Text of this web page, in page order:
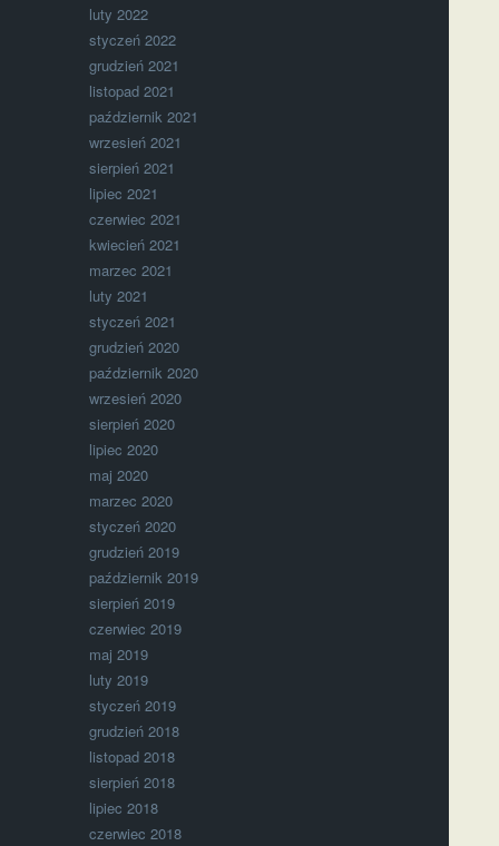
luty 2022
styczeń 2022
grudzień 2021
listopad 2021
październik 2021
wrzesień 2021
sierpień 2021
lipiec 2021
czerwiec 2021
kwiecień 2021
marzec 2021
luty 2021
styczeń 2021
grudzień 2020
październik 2020
wrzesień 2020
sierpień 2020
lipiec 2020
maj 2020
marzec 2020
styczeń 2020
grudzień 2019
październik 2019
sierpień 2019
czerwiec 2019
maj 2019
luty 2019
styczeń 2019
grudzień 2018
listopad 2018
sierpień 2018
lipiec 2018
czerwiec 2018